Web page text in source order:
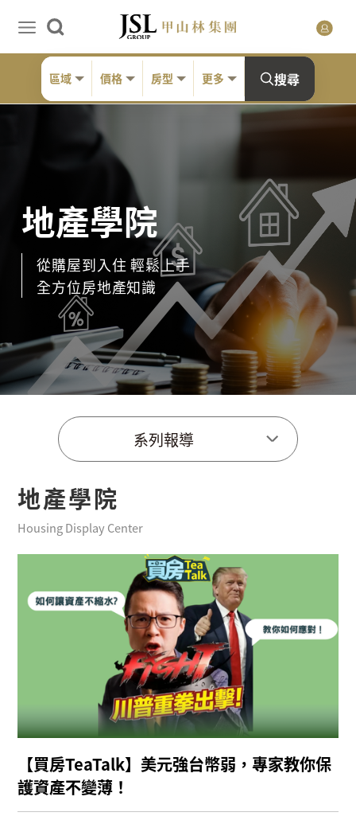
區域 價格 房型 更多 搜尋
地產學院
從購屋到入住 輕鬆上手
全方位房地產知識
系列報導
地產學院
Housing Display Center
【買房TeaTalk】美元強台幣弱，專家教你保
護資產不變薄！